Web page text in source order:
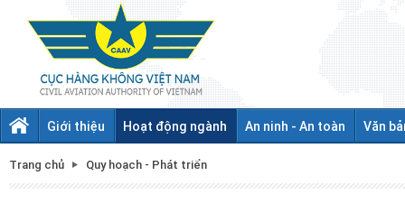
Giới thiệu Hoạt động ngành An ninh - An toàn Văn
Trang chủ Quy hoạch - Phát triển